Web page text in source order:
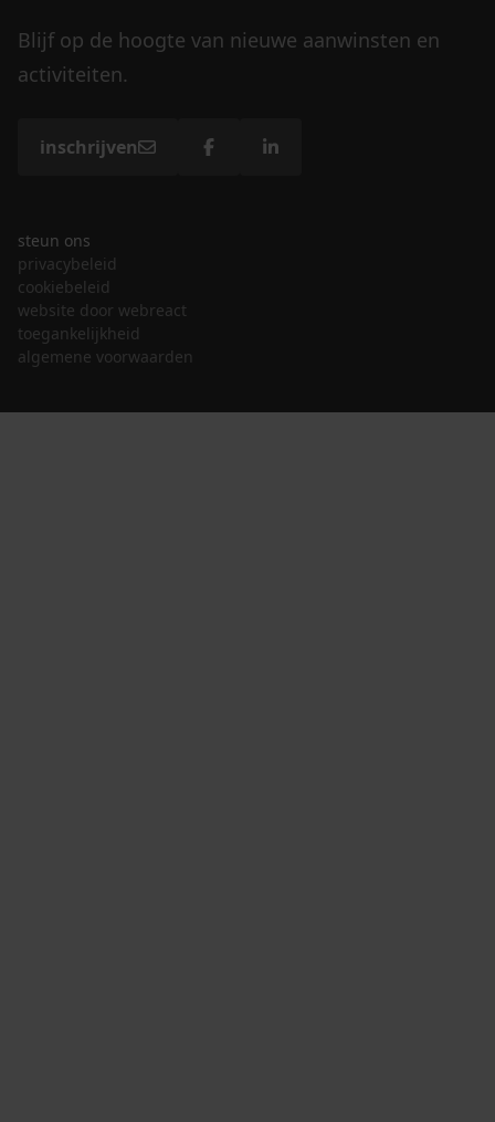
Blijf op de hoogte van nieuwe aanwinsten en
activiteiten.
inschrijven
steun ons
privacybeleid
cookiebeleid
website door webreact
toegankelijkheid
algemene voorwaarden